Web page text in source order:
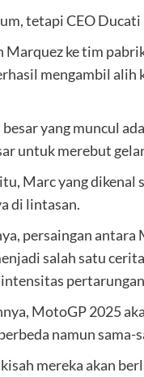
tetapi CEO
Marquez ke tim
mengambil alih
yang muncul
untuk merebut
Marc yang dikenal
di lintasan.
persaingan
salah satu
MotoGP 2025
namun
mereka akan